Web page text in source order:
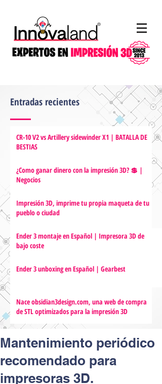
Entradas recientes
CR-10 V2 vs Artillery sidewinder X1 | BATALLA DE
BESTIAS
¿Como ganar dinero con la impresión 3D? 💲 |
Negocios
Impresión 3D, imprime tu propia maqueta de tu
pueblo o ciudad
Ender 3 montaje en Español | Impresora 3D de
bajo coste
Ender 3 unboxing en Español | Gearbest
Nace obsidian3design.com, una web de compra
de STL optimizados para la impresión 3D
Mantenimiento periódico
recomendado para
impresoras 3D.